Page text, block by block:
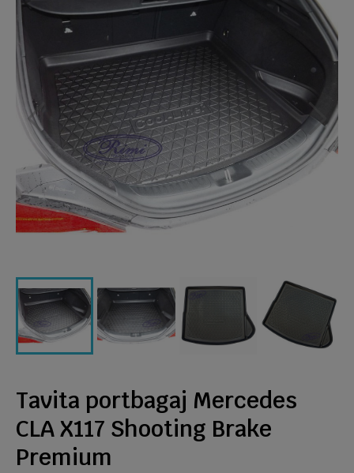
Tavita portbagaj Mercedes
CLA X117 Shooting Brake
Premium